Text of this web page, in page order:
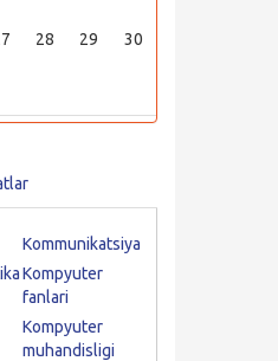
28 29 30
Kommunikatsiya
Kompyuter
fanlari
Kompyuter
muhandisligi